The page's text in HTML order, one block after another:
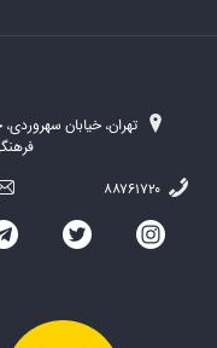
تهران، خیابان